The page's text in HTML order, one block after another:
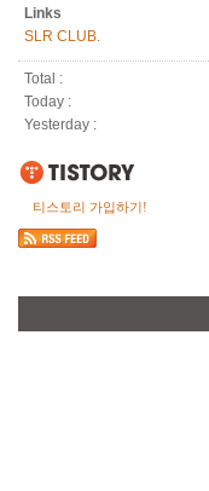
Links
SLR CLUB.
Total :
Today :
Yesterday :
티스토리 가입하기!